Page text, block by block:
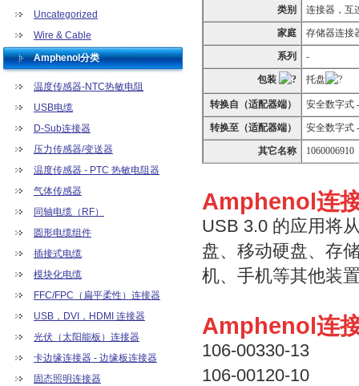
Uncategorized
Wire & Cable
Amphenol分类
温度传感器-NTC热敏电阻
USB电缆
D-Sub连接器
压力传感器/变送器
温度传感器 - PTC 热敏电阻器
气体传感器
同轴电缆（RF）
圆形电缆组件
插接式电缆
模块化电缆
FFC/FPC（扁平柔性）连接器
USB，DVI，HDMI 连接器
光伏（太阳能板）连接器
卡边缘连接器 - 边缘板连接器
固态照明连接器
类别 连接器，互
家庭 存储器连接
系列 -
包装 托盘
转换自（适配器端） 安全数字式
转换至（适配器端） 安全数字式
其它名称 1060006910
Amphenol连
USB 3.0 的应用将
盘、移动硬盘、存
机、手机等其他装
Amphenol连
106-00330-13
106-00120-10